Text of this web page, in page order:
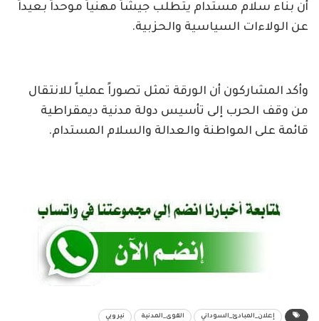
أن بناء سلام مستدام يتطلب جيشاً مهنياً موحداً بعيداً
عن الولاءات السياسية والحزبية.
وأكد المشاركون أن الورقة تمثل تصوراً عملياً للانتقال
من وقف الحرب إلى تأسيس دولة مدنية ديمقراطية
قائمة على المواطنة والعدالة والسلام المستدام.
إعلان_المبادئ_السوداني القوى_المدنية نيروبي